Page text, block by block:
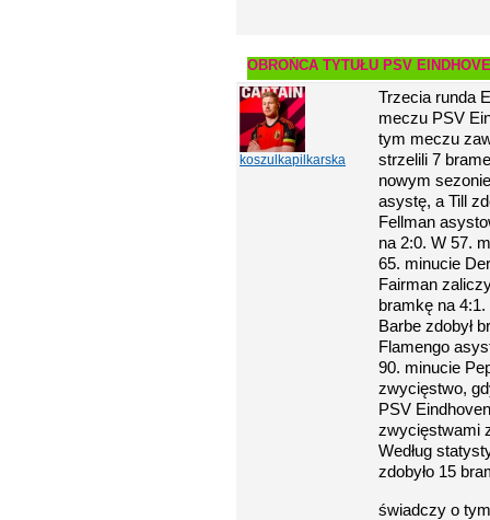
OBROŃCA TYTUŁU PSV
koszulkapilkarska
Trzecia runda
meczu PSV
tym meczu
strzelili 7
nowym
asystę, a Till
Fellman
na 2:0. W 57.
65. minucie
Fairman
bramkę na
Barbe zdobył
Flamengo
90. minucie
zwycięstwo,
PSV
zwycięstwami
Według
zdobyło 15
świadczy o